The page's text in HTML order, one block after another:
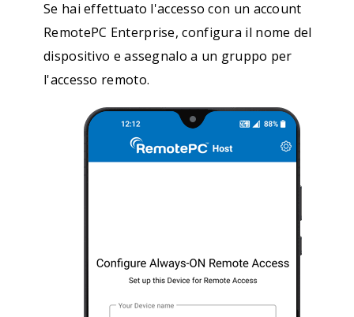
Se hai effettuato l'accesso con un account
RemotePC Enterprise, configura il nome del
dispositivo e assegnalo a un gruppo per
l'accesso remoto.